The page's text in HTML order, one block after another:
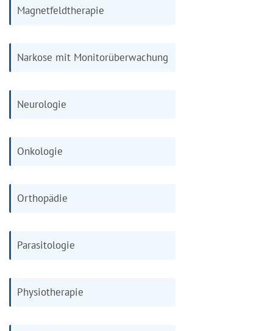
Magnetfeldtherapie
Narkose mit Monitorüberwachung
Neurologie
Onkologie
Orthopädie
Parasitologie
Physiotherapie